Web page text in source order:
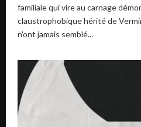
familiale qui vire au carnage
claustrophobique hérité de
n'ont jamais semblé...